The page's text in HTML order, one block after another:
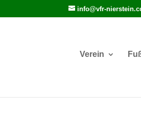
info@vfr-
Verein